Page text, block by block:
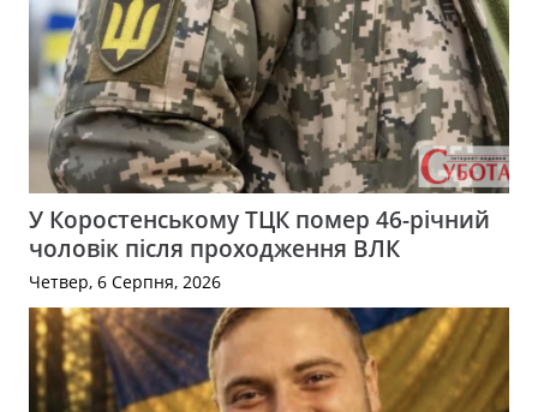
У Коростенському ТЦК помер 46-річний
чоловік після проходження ВЛК
Четвер, 6 Серпня, 2026